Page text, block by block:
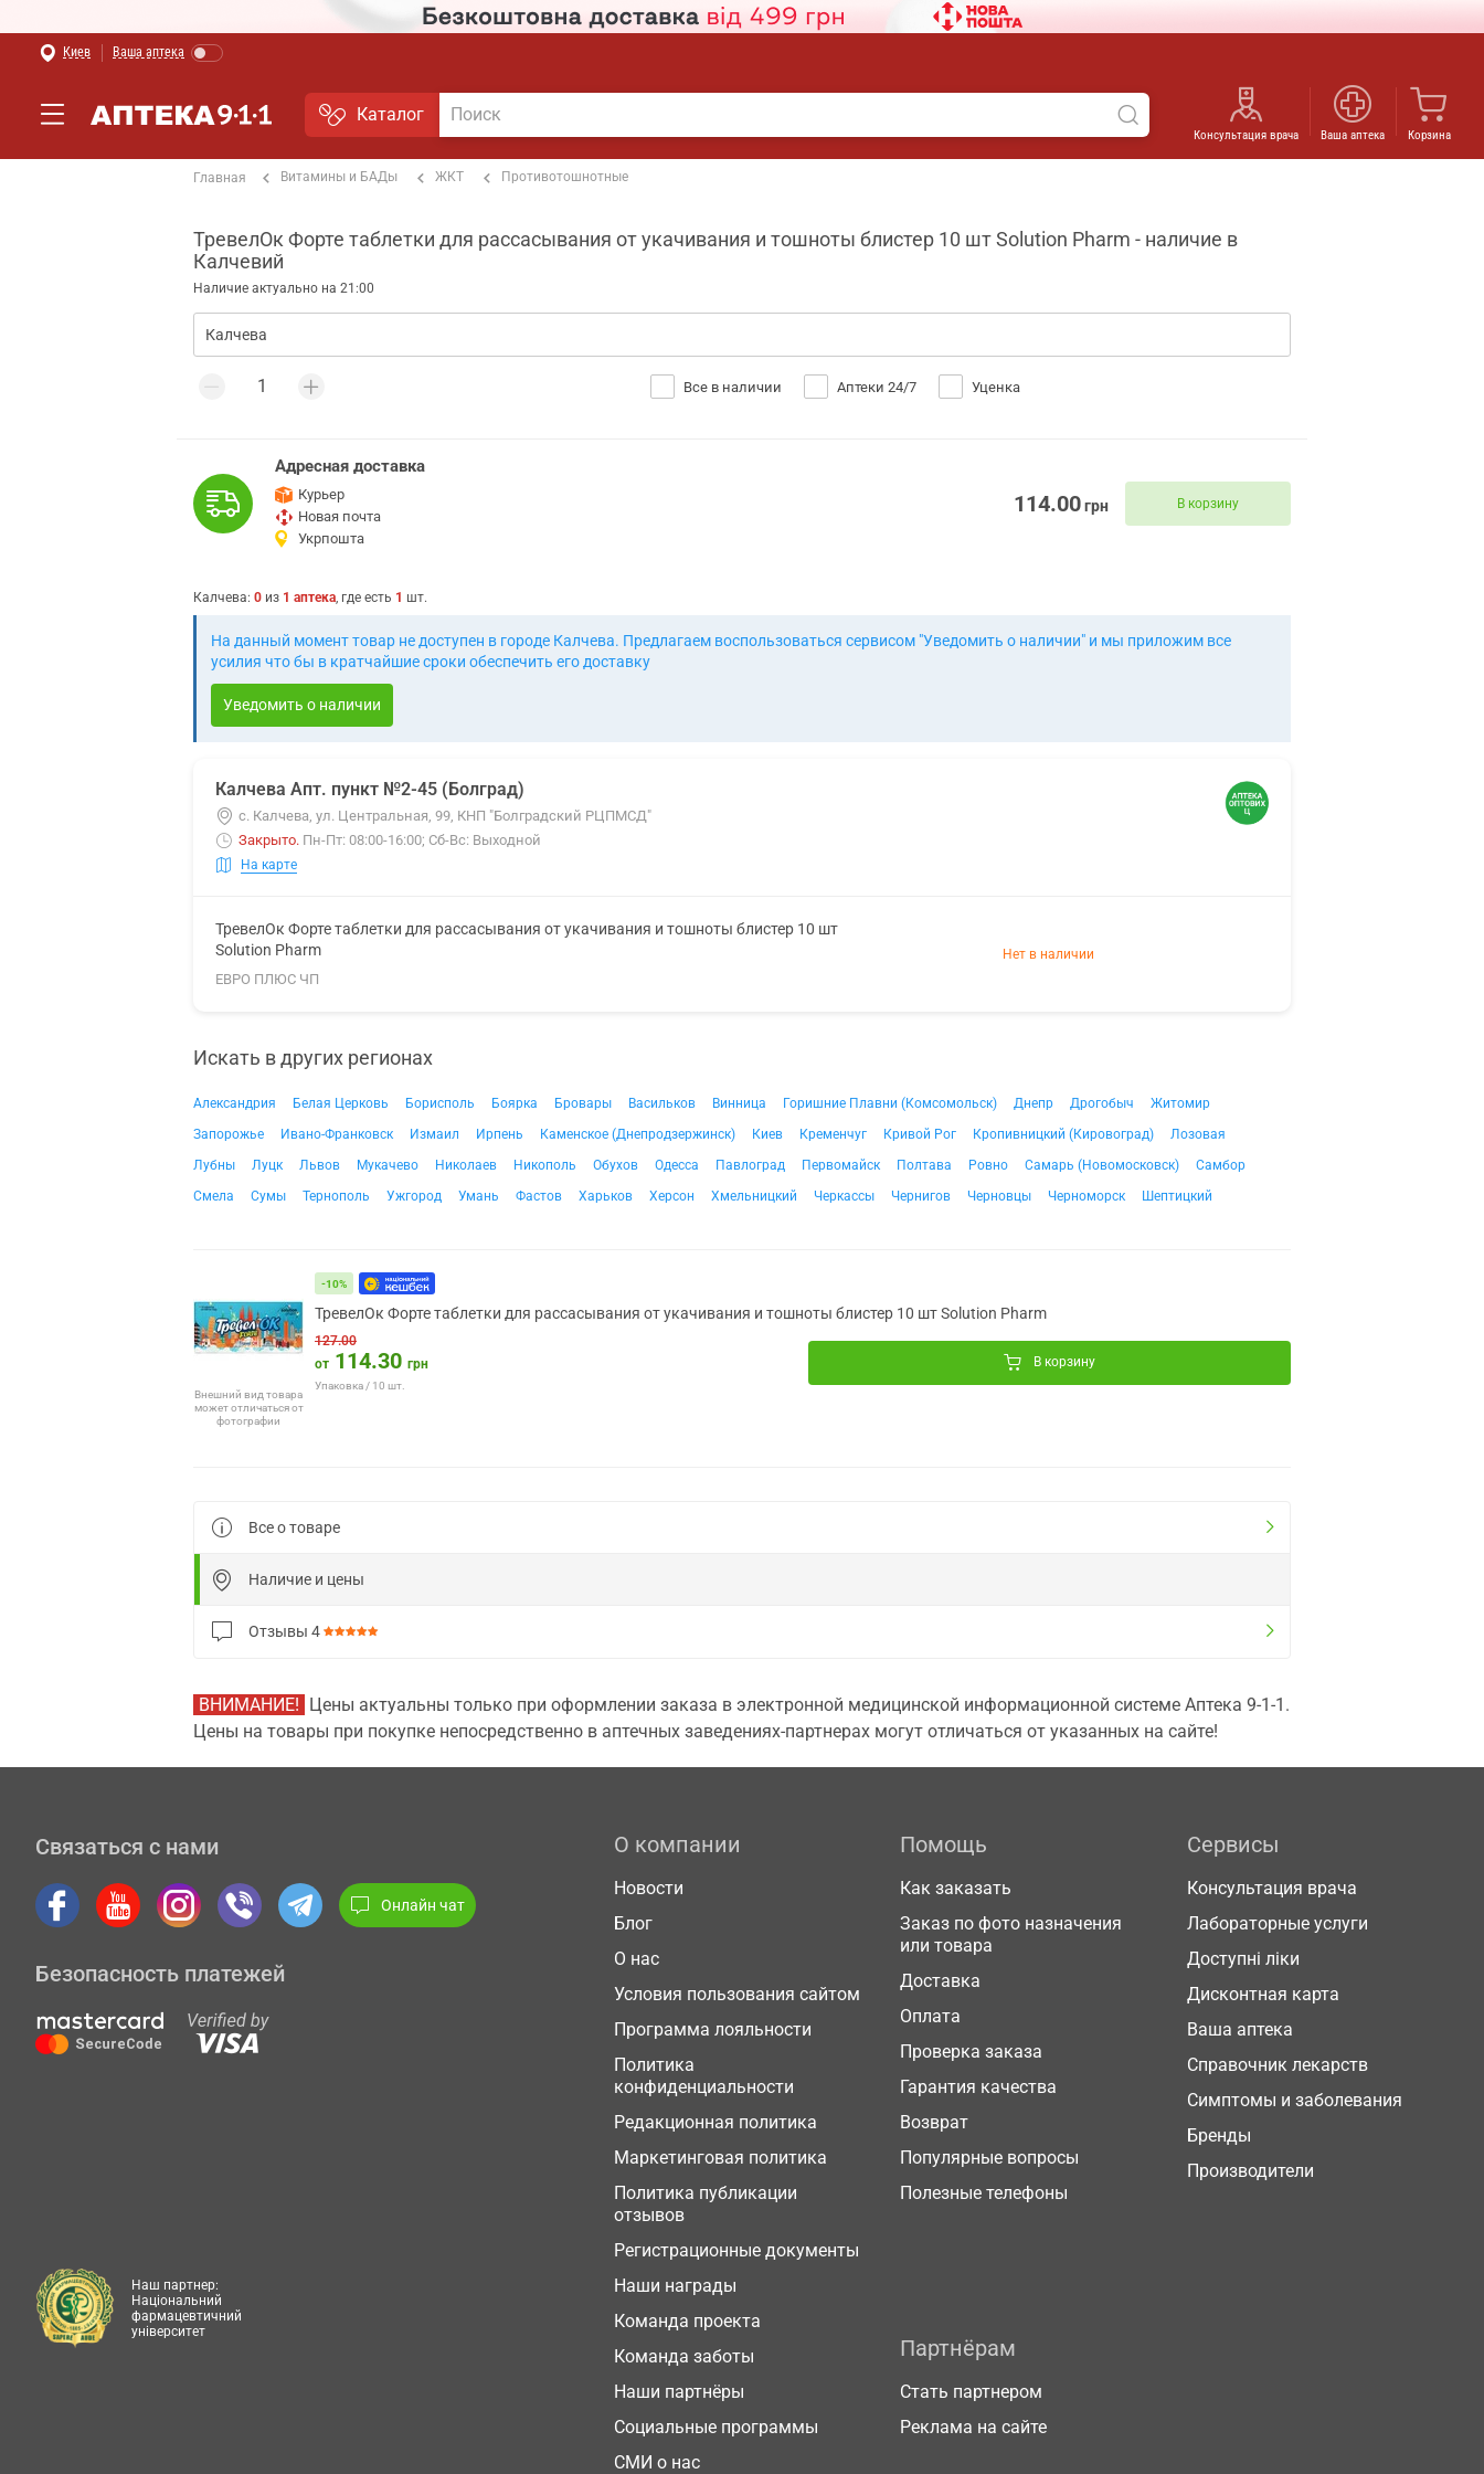
Киев Ваша аптека
Каталог
Консультация врача Ваша аптека Корзина
Главная Витамины и БАДы ЖКТ Противотошнотные
ТревелОк Форте таблетки для рассасывания от укачивания и тошноты блистер 10 шт Solution Pharm - наличие в
Калчевий
Наличие актуально на 21:00
Все в наличии Аптеки 24/7 Уценка
Адресная доставка
Курьер
Новая почта
Укрпошта
114.00грн В корзину
Калчева: 0 из 1 аптека, где есть 1 шт.
На данный момент товар не доступен в городе Калчева. Предлагаем воспользоваться сервисом "Уведомить о наличии" и мы приложим все
усилия что бы в кратчайшие сроки обеспечить его доставку
Уведомить о наличии
Калчева Апт. пункт №2-45 (Болград)
с. Калчева, ул. Центральная, 99, КНП "Болградский РЦПМСД"
Закрыто. Пн-Пт: 08:00-16:00; Сб-Вс: Выходной
На карте
ТревелОк Форте таблетки для рассасывания от укачивания и тошноты блистер 10 шт
Solution Pharm
ЕВРО ПЛЮС ЧП
Нет в наличии
Искать в других регионах
Александрия Белая Церковь Борисполь Боярка Бровары Васильков Винница Горишние Плавни (Комсомольск) Днепр Дрогобыч
Житомир
Запорожье
Ивано-Франковск Измаил Ирпень Каменское (Днепродзержинск) Киев Кременчуг Кривой Рог Кропивницкий (Кировоград)
Лозовая
Лубны
Луцк Львов Мукачево Николаев Никополь Обухов Одесса Павлоград Первомайск Полтава Ровно Самарь (Новомосковск)
Самбор
Смела
Сумы Тернополь Ужгород Умань Фастов Харьков Херсон Хмельницкий Черкассы Чернигов Черновцы Черноморск Шептицкий
Внешний вид товара
может отличаться от
фотографии
-10%
ТревелОк Форте таблетки для рассасывания от укачивания и тошноты блистер 10 шт Solution Pharm
127.00
от 114.30 грн
Упаковка / 10 шт.
В корзину
Все о товаре
Наличие и цены
Отзывы 4
ВНИМАНИЕ! Цены актуальны только при оформлении заказа в электронной медицинской информационной системе Аптека 9-1-1.
Цены на товары при покупке непосредственно в аптечных заведениях-партнерах могут отличаться от указанных на сайте!
Связаться с нами
Онлайн чат
Безопасность платежей
О компании
Новости
Блог
О нас
Условия пользования сайтом
Программа лояльности
Политика
конфиденциальности
Редакционная политика
Маркетинговая политика
Политика публикации
отзывов
Регистрационные документы
Наши награды
Команда проекта
Команда заботы
Наши партнёры
Социальные программы
СМИ о нас
Помощь
Как заказать
Заказ по фото назначения
или товара
Доставка
Оплата
Проверка заказа
Гарантия качества
Возврат
Популярные вопросы
Полезные телефоны
Сервисы
Консультация врача
Лабораторные услуги
Доступні ліки
Дисконтная карта
Ваша аптека
Справочник лекарств
Симптомы и заболевания
Бренды
Производители
Партнёрам
Стать партнером
Реклама на сайте
Наш партнер:
Національний
фармацевтичний
університет